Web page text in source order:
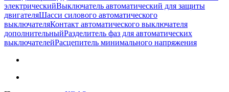
электрическийВыключатель автоматический для защиты
двигателяШасси силового автоматического
выключателяКонтакт автоматического выключателя
дополнительныйРазделитель фаз для автоматических
выключателейРасцепитель минимального напряжения